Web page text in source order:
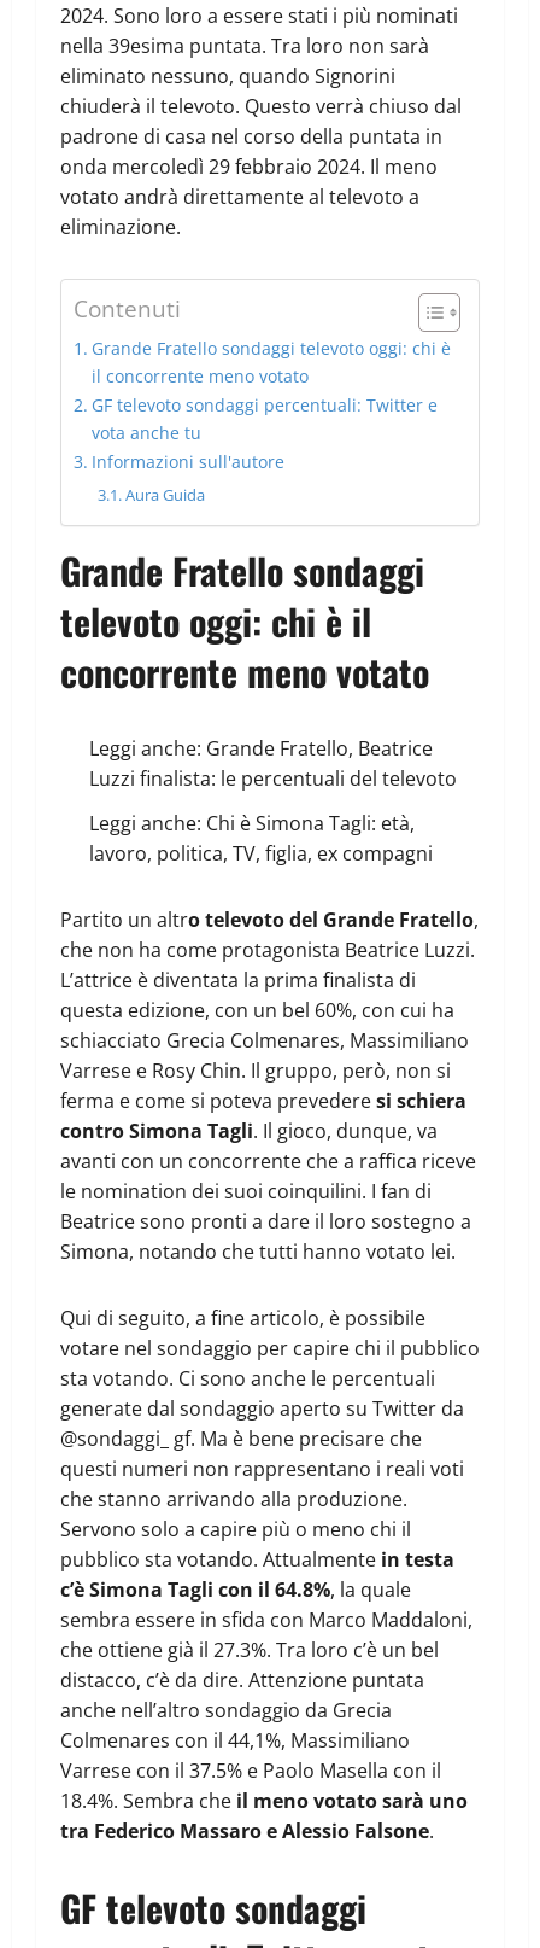
2024. Sono loro a essere stati i più nominati
nella 39esima puntata. Tra loro non sarà
eliminato nessuno, quando Signorini
chiuderà il televoto. Questo verrà chiuso dal
padrone di casa nel corso della puntata in
onda mercoledì 29 febbraio 2024. Il meno
votato andrà direttamente al televoto a
eliminazione.
Contenuti
Grande Fratello sondaggi televoto oggi: chi è
il concorrente meno votato
GF televoto sondaggi percentuali: Twitter e
vota anche tu
Informazioni sull'autore
Aura Guida
Grande Fratello sondaggi
televoto oggi: chi è il
concorrente meno votato
Leggi anche: Grande Fratello, Beatrice
Luzzi finalista: le percentuali del televoto
Leggi anche: Chi è Simona Tagli: età,
lavoro, politica, TV, figlia, ex compagni
Partito un altro televoto del Grande Fratello,
che non ha come protagonista Beatrice Luzzi.
L’attrice è diventata la prima finalista di
questa edizione, con un bel 60%, con cui ha
schiacciato Grecia Colmenares, Massimiliano
Varrese e Rosy Chin. Il gruppo, però, non si
ferma e come si poteva prevederesi schiera
contro Simona Tagli. Il gioco, dunque, va
avanti con un concorrente che a raffica riceve
le nomination dei suoi coinquilini. I fan di
Beatrice sono pronti a dare il loro sostegno a
Simona, notando che tutti hanno votato lei.
Qui di seguito, a fine articolo, è possibile
votare nel sondaggio per capire chi il pubblico
sta votando. Ci sono anche le percentuali
generate dal sondaggio aperto su Twitter da
@sondaggi_ gf. Ma è bene precisare che
questi numeri non rappresentano i reali voti
che stanno arrivando alla produzione.
Servono solo a capire più o meno chi il
pubblico sta votando. Attualmente in testa
c’è Simona Tagli con il 64.8%, la quale
sembra essere in sfida con Marco Maddaloni,
che ottiene già il 27.3%. Tra loro c’è un bel
distacco, c’è da dire. Attenzione puntata
anche nell’altro sondaggio da Grecia
Colmenares con il 44,1%, Massimiliano
Varrese con il 37.5% e Paolo Masella con il
18.4%. Sembra che il meno votato sarà uno
tra Federico Massaro e Alessio Falsone.
GF televoto sondaggi